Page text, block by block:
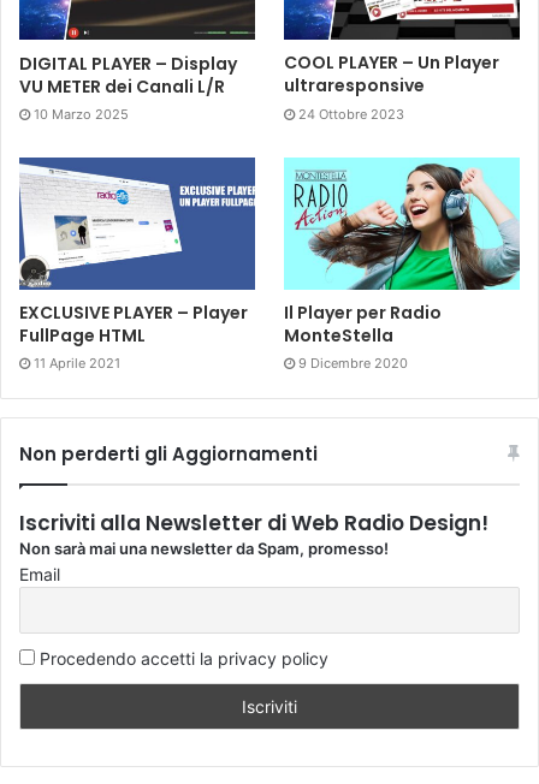
DIGITAL PLAYER – Display
VU METER dei Canali L/R
10 Marzo 2025
COOL PLAYER – Un Player
ultraresponsive
24 Ottobre 2023
EXCLUSIVE PLAYER – Player
FullPage HTML
11 Aprile 2021
Il Player per Radio
MonteStella
9 Dicembre 2020
Non perderti gli Aggiornamenti
Iscriviti alla Newsletter di Web Radio Design!
Non sarà mai una newsletter da Spam, promesso!
Email
Procedendo accetti la privacy policy